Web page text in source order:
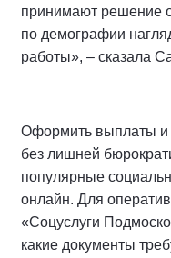
принимают решение
по демографии
работы», – сказала
Оформить выплаты и
без лишней
популярные
онлайн. Для
«Соцуслуги
какие документы